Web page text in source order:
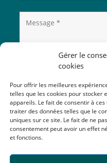
Gérer le
cookies
Pour offrir les meilleures
telles que les cookies pour stocker
appareils. Le fait de consentir à
traiter des données telles que le
uniques sur ce site. Le fait de ne
consentement peut avoir un effet
et fonctions.